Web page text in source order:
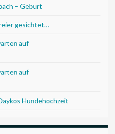
– Geburt
gesichtet…
auf
auf
Hundehochzeit